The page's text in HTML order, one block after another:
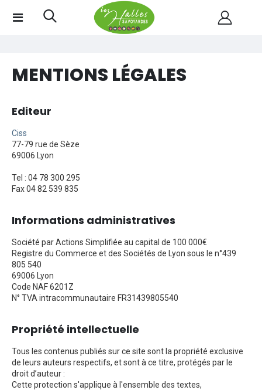
MENTIONS LÉGALES
Editeur
Ciss
77-79 rue de Sèze
69006 Lyon
Tel : 04 78 300 295
Fax 04 82 539 835
Informations administratives
Société par Actions Simplifiée au capital de 100 000€
Registre du Commerce et des Sociétés de Lyon sous le n°439
805 540
69006 Lyon
Code NAF 6201Z
N° TVA intracommunautaire FR31439805540
Propriété intellectuelle
Tous les contenus publiés sur ce site sont la propriété exclusive
de leurs auteurs respectifs, et sont à ce titre, protégés par le
droit d’auteur :
Cette protection s'applique à l'ensemble des textes,